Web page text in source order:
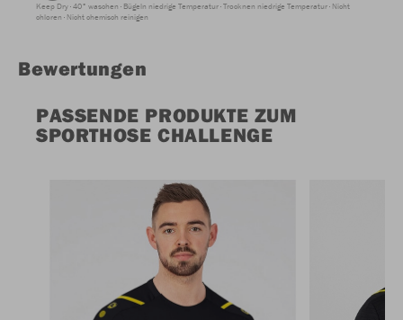
Keep Dry 40° waschen Bügeln niedrige Temperatur Trocknen niedrige Temperatur Nicht
chloren Nicht chemisch reinigen
Bewertungen
PASSENDE PRODUKTE ZUM
SPORTHOSE CHALLENGE